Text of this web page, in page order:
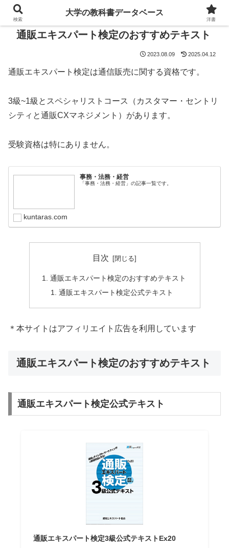
通販エキスパート検定のおすすめテキスト
2023.08.09 2025.04.12
通販エキスパート検定は通信販売に関する資格です。
3級~1級とスペシャリストコース（カスタマー・セントリ
シティと通販CXマネジメント）があります。
受験資格は特にありません。
事務・法務・経営
「事務・法務・経営」の記事一覧です。
kuntaras.com
目次
通販エキスパート検定のおすすめテキスト
通販エキスパート検定公式テキスト
＊本サイトはアフィリエイト広告を利用しています
通販エキスパート検定のおすすめテキスト
通販エキスパート検定公式テキスト
通販エキスパート検定3級公式テキストEx20
検索
大学の教科書データベース
洋書